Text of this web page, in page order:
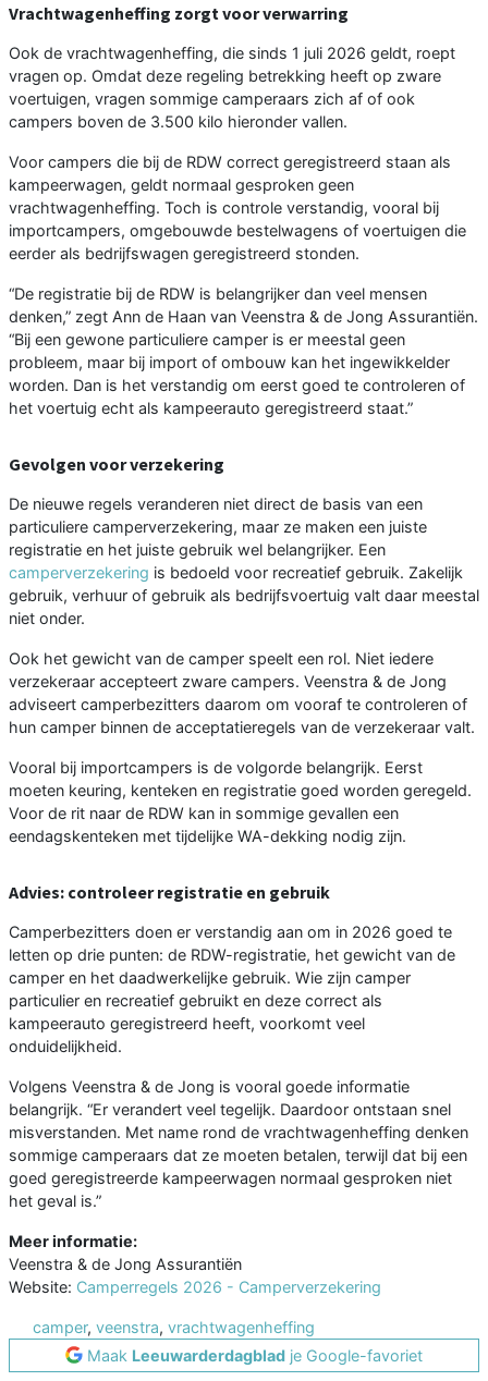
Vrachtwagenheffing zorgt voor verwarring
Ook de vrachtwagenheffing, die sinds 1 juli 2026 geldt, roept
vragen op. Omdat deze regeling betrekking heeft op zware
voertuigen, vragen sommige camperaars zich af of ook
campers boven de 3.500 kilo hieronder vallen.
Voor campers die bij de RDW correct geregistreerd staan als
kampeerwagen, geldt normaal gesproken geen
vrachtwagenheffing. Toch is controle verstandig, vooral bij
importcampers, omgebouwde bestelwagens of voertuigen die
eerder als bedrijfswagen geregistreerd stonden.
“De registratie bij de RDW is belangrijker dan veel mensen
denken,” zegt Ann de Haan van Veenstra & de Jong Assurantiën.
“Bij een gewone particuliere camper is er meestal geen
probleem, maar bij import of ombouw kan het ingewikkelder
worden. Dan is het verstandig om eerst goed te controleren of
het voertuig echt als kampeerauto geregistreerd staat.”
Gevolgen voor verzekering
De nieuwe regels veranderen niet direct de basis van een
particuliere camperverzekering, maar ze maken een juiste
registratie en het juiste gebruik wel belangrijker. Een
camperverzekering is bedoeld voor recreatief gebruik. Zakelijk
gebruik, verhuur of gebruik als bedrijfsvoertuig valt daar meestal
niet onder.
Ook het gewicht van de camper speelt een rol. Niet iedere
verzekeraar accepteert zware campers. Veenstra & de Jong
adviseert camperbezitters daarom om vooraf te controleren of
hun camper binnen de acceptatieregels van de verzekeraar valt.
Vooral bij importcampers is de volgorde belangrijk. Eerst
moeten keuring, kenteken en registratie goed worden geregeld.
Voor de rit naar de RDW kan in sommige gevallen een
eendagskenteken met tijdelijke WA-dekking nodig zijn.
Advies: controleer registratie en gebruik
Camperbezitters doen er verstandig aan om in 2026 goed te
letten op drie punten: de RDW-registratie, het gewicht van de
camper en het daadwerkelijke gebruik. Wie zijn camper
particulier en recreatief gebruikt en deze correct als
kampeerauto geregistreerd heeft, voorkomt veel
onduidelijkheid.
Volgens Veenstra & de Jong is vooral goede informatie
belangrijk. “Er verandert veel tegelijk. Daardoor ontstaan snel
misverstanden. Met name rond de vrachtwagenheffing denken
sommige camperaars dat ze moeten betalen, terwijl dat bij een
goed geregistreerde kampeerwagen normaal gesproken niet
het geval is.”
Meer informatie:
Veenstra & de Jong Assurantiën
Website: Camperregels 2026 - Camperverzekering
camper, veenstra, vrachtwagenheffing
Maak Leeuwarderdagblad je Google-favoriet